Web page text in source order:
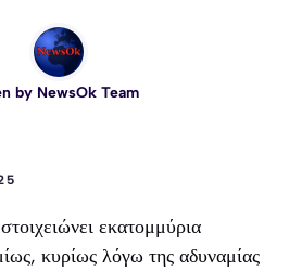
by NewsOk Team
εκατομμύρια
κυρίως λόγω της αδυναμίας